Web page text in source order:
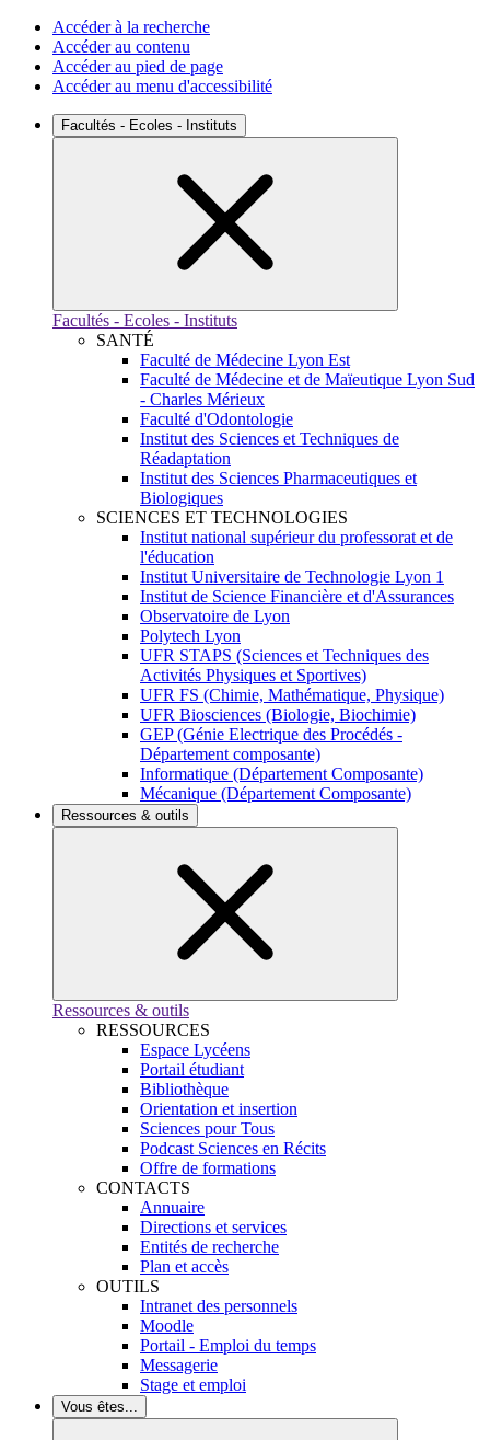
Accéder à la recherche
Accéder au contenu
Accéder au pied de page
Accéder au menu d'accessibilité
Facultés - Ecoles - Instituts
Facultés - Ecoles - Instituts
SANTÉ
Faculté de Médecine Lyon Est
Faculté de Médecine et de Maïeutique Lyon Sud
- Charles Mérieux
Faculté d'Odontologie
Institut des Sciences et Techniques de
Réadaptation
Institut des Sciences Pharmaceutiques et
Biologiques
SCIENCES ET TECHNOLOGIES
Institut national supérieur du professorat et de
l'éducation
Institut Universitaire de Technologie Lyon 1
Institut de Science Financière et d'Assurances
Observatoire de Lyon
Polytech Lyon
UFR STAPS (Sciences et Techniques des
Activités Physiques et Sportives)
UFR FS (Chimie, Mathématique, Physique)
UFR Biosciences (Biologie, Biochimie)
GEP (Génie Electrique des Procédés -
Département composante)
Informatique (Département Composante)
Mécanique (Département Composante)
Ressources & outils
Ressources & outils
RESSOURCES
Espace Lycéens
Portail étudiant
Bibliothèque
Orientation et insertion
Sciences pour Tous
Podcast Sciences en Récits
Offre de formations
CONTACTS
Annuaire
Directions et services
Entités de recherche
Plan et accès
OUTILS
Intranet des personnels
Moodle
Portail - Emploi du temps
Messagerie
Stage et emploi
Vous êtes...